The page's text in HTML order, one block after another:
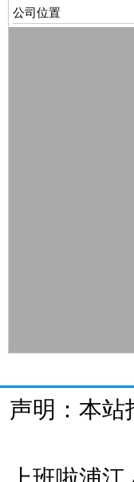
公司位置
声明：本站